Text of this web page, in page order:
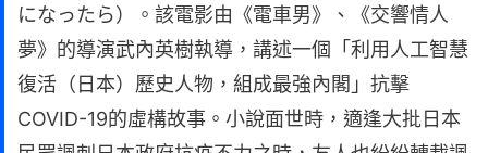
になったら）。該電影由《電車男》、《交響情人
夢》的導演武內英樹執導，講述一個「利用人工智慧
復活（日本）歷史人物，組成最強內閣」抗擊
COVID-19的虛構故事。小說面世時，適逢大批日本